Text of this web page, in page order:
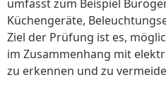
umfasst zum Beispiel
Küchengeräte,
Ziel der Prüfung ist es,
im Zusammenhang mit
zu erkennen und zu